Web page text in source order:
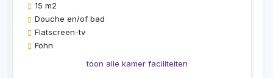
15 m2
Douche en/of bad
Flatscreen-tv
Föhn
toon alle kamer faciliteiten